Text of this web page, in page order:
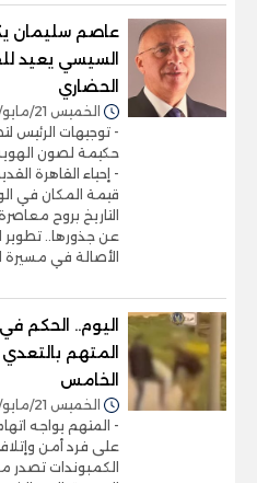
عاصم سليمان
السيسي يعيد
الحضاري
الخميس 21/مايو/2026 - 03:34 م
- توجيهات الرئيس
حكيمة لصون
- إحياء القاهرة
قيمة المكان في
التاريخ بروح
عن جذورها.. تطوير
الأصالة في مسيرة
اليوم.. الحكم
المتهم
الخامس
الخميس 21/مايو/2026 - 09:49 ص
- المتهم يواجه
على فرد أمن
الكمبوندات تصدر